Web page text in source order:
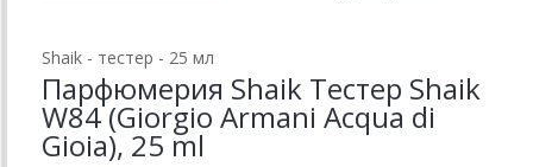
Shaik - тестер - 25 мл
Парфюмерия Shaik Тестер Shaik
W84 (Giorgio Armani Acqua di
Gioia), 25 ml